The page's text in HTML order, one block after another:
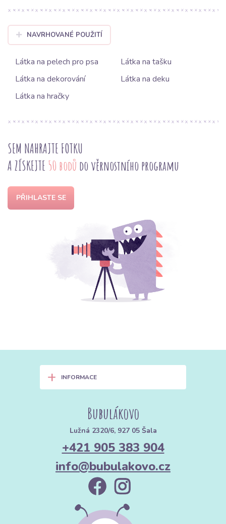
NAVRHOVANÉ POUŽITÍ
Látka na pelech pro psa
Látka na tašku
Látka na dekorování
Látka na deku
Látka na hračky
SEM NAHRAJTE FOTKU
A ZÍSKEJTE 50 bodů do věrnostního programu
PŘIHLASTE SE
+ INFORMACE
Bubulákovo
Lužná 2320/6, 927 05 Šala
+421 905 383 904
info@bubulakovo.cz